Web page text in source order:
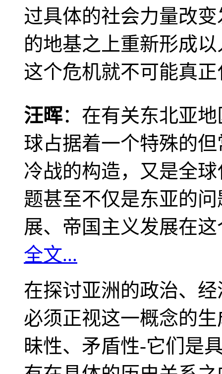
过具体的社会力量改
的地基之上重新形成
这个危机就不可能真
汪晖：在有关东北亚
球占据着一个特殊的
冷战的构造，又是全
题甚至不仅是东亚的
展、帝国主义发展在
全文...
在探讨亚洲的政治、
必须正视这一概念的
昧性、矛盾性-它们是